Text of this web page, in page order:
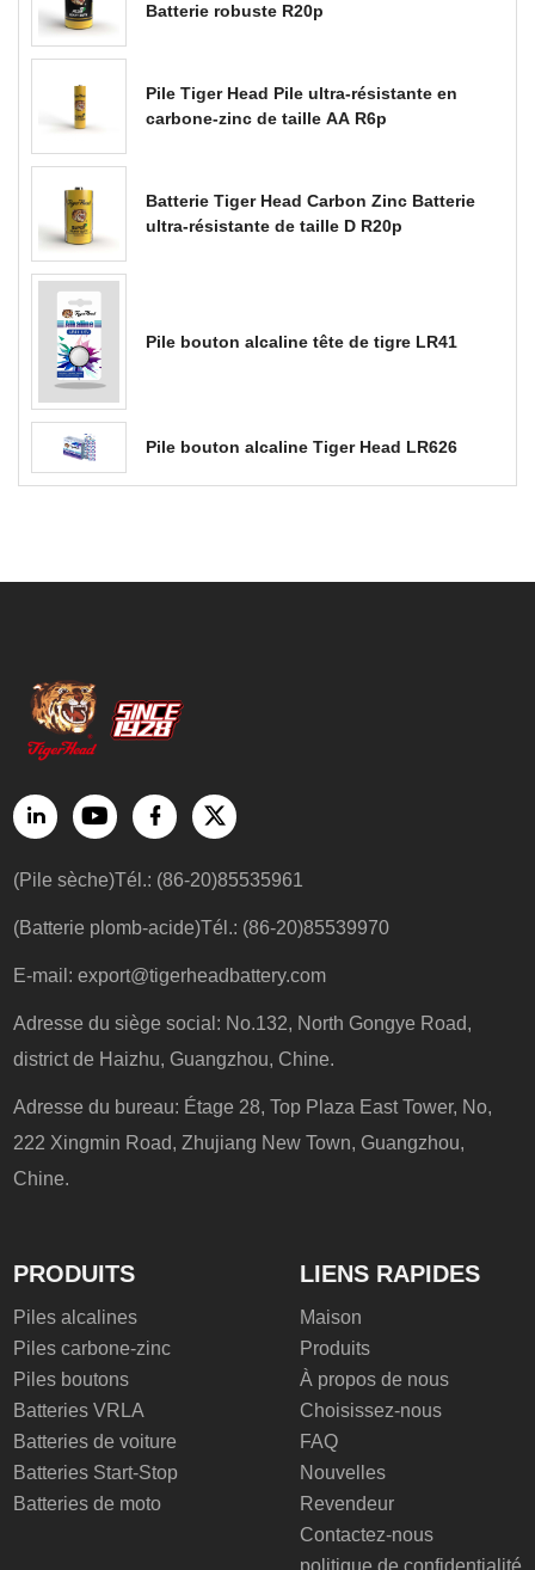
Batterie robuste R20p
Pile Tiger Head Pile ultra-résistante en
carbone-zinc de taille AA R6p
Batterie Tiger Head Carbon Zinc Batterie
ultra-résistante de taille D R20p
Pile bouton alcaline tête de tigre LR41
Pile bouton alcaline Tiger Head LR626
(Pile sèche)Tél.: (86-20)85535961
(Batterie plomb-acide)Tél.: (86-20)85539970
E-mail:export@tigerheadbattery.com
Adresse du siège social: No.132, North Gongye Road,
district de Haizhu, Guangzhou, Chine.
Adresse du bureau: Étage 28, Top Plaza East Tower, No,
222 Xingmin Road, Zhujiang New Town, Guangzhou,
Chine.
PRODUITS
Piles alcalines
Piles carbone-zinc
Piles boutons
Batteries VRLA
Batteries de voiture
Batteries Start-Stop
Batteries de moto
LIENS RAPIDES
Maison
Produits
À propos de nous
Choisissez-nous
FAQ
Nouvelles
Revendeur
Contactez-nous
politique de confidentialité